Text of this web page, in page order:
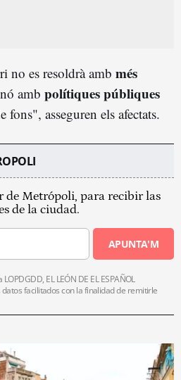
no es resoldrà amb més
amb polítiques públiques
fons", asseguren els afectats.
de Metrópoli, para recibir las
de la ciudad.
APUNTA'M
EL LEÓN DE EL ESPAÑOL
datos facilitados con la finalidad de remitirle